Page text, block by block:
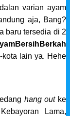
varian ayam
aja, Bang?
baru tersedia di 2
lain ya. Hehe
hang outke
Lama,